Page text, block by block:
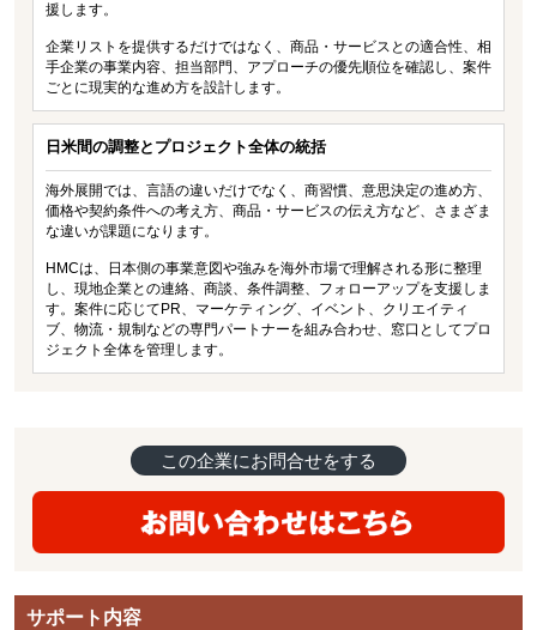
援します。
企業リストを提供するだけではなく、商品・サービスとの適合性、相
手企業の事業内容、担当部門、アプローチの優先順位を確認し、案件
ごとに現実的な進め方を設計します。
日米間の調整とプロジェクト全体の統括
海外展開では、言語の違いだけでなく、商習慣、意思決定の進め方、
価格や契約条件への考え方、商品・サービスの伝え方など、さまざま
な違いが課題になります。
HMCは、日本側の事業意図や強みを海外市場で理解される形に整理
し、現地企業との連絡、商談、条件調整、フォローアップを支援しま
す。案件に応じてPR、マーケティング、イベント、クリエイティ
ブ、物流・規制などの専門パートナーを組み合わせ、窓口としてプロ
ジェクト全体を管理します。
この企業にお問合せをする
サポート内容